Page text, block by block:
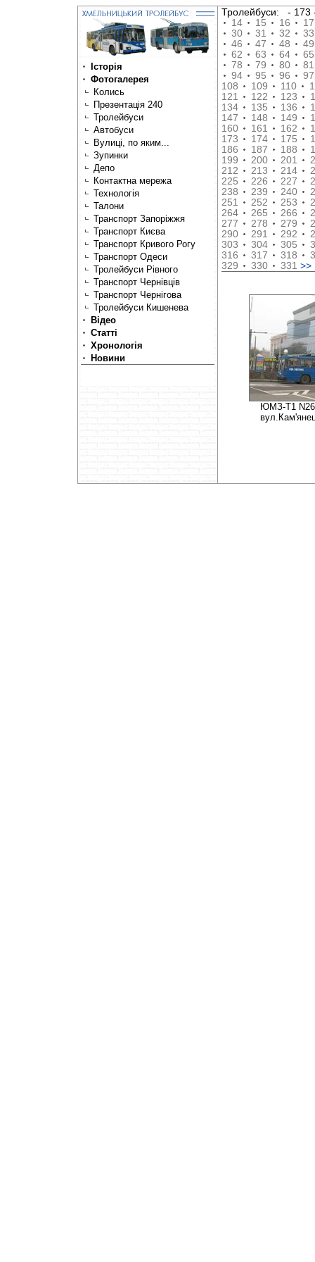
Історія
Фотогалерея
Колись
Презентація 240
Тролейбуси
Автобуси
Вулиці, по яким...
Зупинки
Депо
Контактна мережа
Технологія
Талони
Транспорт Запоріжжя
Транспорт Києва
Транспорт Кривого Рогу
Транспорт Одеси
Тролейбуси Рівного
Транспорт Чернівців
Транспорт Чернігова
Тролейбуси Кишенева
Відео
Статті
Хронологія
Новини
Тролейбуси:
-
14
15 16
17
30
31 32
33
46
47 48
49
62
63 64
65
78
79 80
81
94
95 96
97
108
109 110
121
122 123
134
135 136
147
148 149
160
161 162
173
174 175
186
187 188
199
200 201
212
213 214
225
226 227
238
239 240
251
252 253
264
265 266
277
278 279
290
291 292
303
304 305
316
317 318
329
330 331 >>
ЮМЗ-Т1